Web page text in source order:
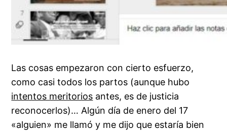
Las cosas empezaron con cierto esfuerzo,
como casi todos los partos (aunque hubo
intentos meritorios antes, es de justicia
reconocerlos)… Algún día de enero del 17
«alguien» me llamó y me dijo que estaría bien